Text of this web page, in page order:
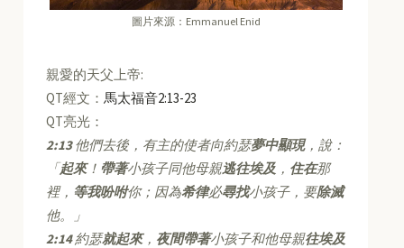
圖片來源：Emmanuel Enid
親愛的天父上帝:
QT經文：馬太福音2:13-23
QT亮光：
2:13他們去後，有主的使者向約瑟夢中顯現，說：
「起來！ 帶著小孩子同他母親逃往埃及 ， 住在那
裡， 等我吩咐你；因為希律必尋找小孩子，要除滅
他。」
2:14約瑟就起來， 夜間帶著小孩子和他母親往埃及